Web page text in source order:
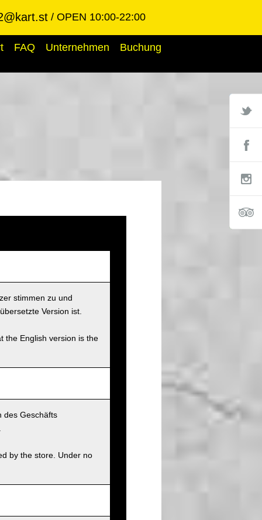
OPEN 10:00-22:00
FAQ Unternehmen Buchung
stimmen zu und
Version ist.
the English version is the
des Geschäfts
by the store. Under no